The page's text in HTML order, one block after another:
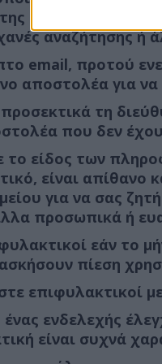
εφαρμογής στο
αναζήτησης ή
email, προτού
αποστολέα για
τη
που δεν
το είδος των
είναι απίθανο
για να σας
προσωπικά ή
εάν το
πίεση
επιφυλακτικοί
ένας ενδελεχής
είναι συχνά